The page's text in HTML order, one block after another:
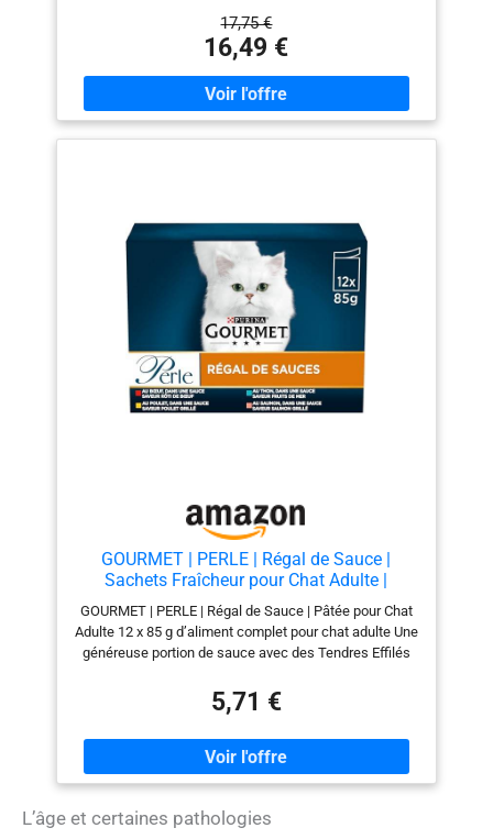
expérience irrésistible à chaque repas. DU PLAISIR
TOUS LES JOURS : Felix Tendres Effilés apporte une
véritable diversité de saveurs et de textures pour rendre
chaque moment d’alimentation encore plus plaisant,
jour après jour. DE LA VARIÉTÉ À CHAQUE REPAS :
Cette Sélection Mixte propose 4 délicieuses saveurs
complètes et équilibrées, avec des vitamines et des
minéraux essentiels, incluant des nutriments clés pour
aider votre petit coquin à rester en bonne santé et
toujours plein de vitalité. UNE QUALITÉ DIGNE DE
CONFIANCE : Élaboré avec des ingrédients de qualité.
Contient des acides gras Oméga 6 essentiels, des
vitamines A & E, et sans colorants. FAIRE DES
RÉSERVES, INTELLIGEMMENT : Les formats
multi‑emballages, avec des sachets pratiques, offrent
un excellent rapport qualité-prix au quotidien, vous
17,75 €
16,49 €
GOURMET | PERLE | Régal de Sauce |
Sachets Fraîcheur pour Chat Adulte |
Filettines en Sauce | Au Bœuf, au Poulet, au
Thon, au Saumon | Portion Individuelle | 12
x 85 g
GOURMET | PERLE | Régal de Sauce | Pâtée pour Chat
Adulte 12 x 85 g d’aliment complet pour chat adulte Une
généreuse portion de sauce avec des Tendres Effilés
savoureuses : Bœuf, Thon, Poulet, Saumon Sans
arômes artificiels ajoutés Sans conservateurs
artificiels ajoutés Sans colorants artificiels ajoutés
Présenté en format pratique : Sachet Fraîcheur
5,71 €
L’âge et certaines pathologies